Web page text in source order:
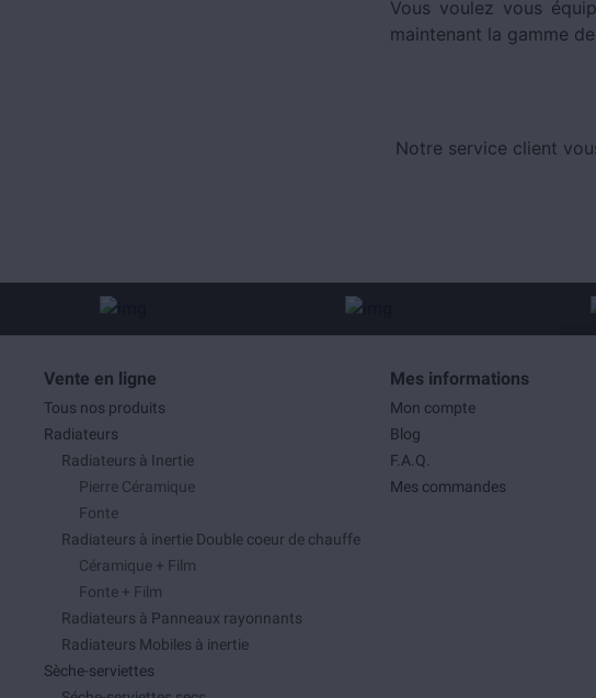
Vous voulez vous
maintenant la gamme de
Notre service client
Vente en ligne
Tous nos produits
Radiateurs
Radiateurs à Inertie
Pierre Céramique
Fonte
Radiateurs à inertie Double coeur de chauffe
Céramique + Film
Fonte + Film
Radiateurs à Panneaux rayonnants
Radiateurs Mobiles à inertie
Sèche-serviettes
Mes informations
Mon compte
Blog
F.A.Q.
Mes commandes